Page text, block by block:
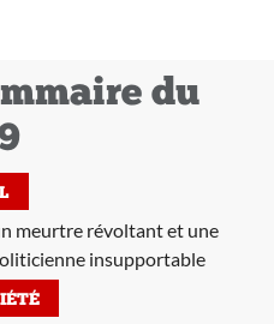
du
meurtre révoltant et une
insupportable